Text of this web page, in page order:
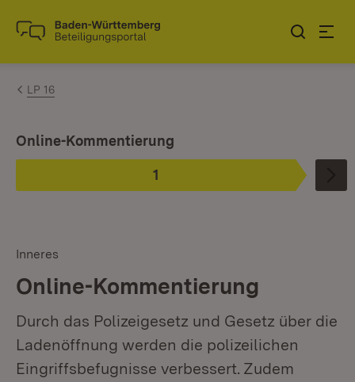
Zum Inhalt springen
Link zur Startseite
LP 16
Phase
1
:
Ist ausgewählt.
Online-Kommentierung
Inneres
Online-Kommentierung
Durch das Polizeigesetz und Gesetz über die
Ladenöffnung werden die polizeilichen
Eingriffsbefugnisse verbessert. Zudem